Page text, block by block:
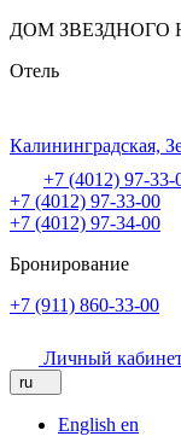
ДОМ ЗВЕЗДНОГО
Отель
Калининградская,
+7 (4012) 97-33-
+7 (4012) 97-33-00
+7 (4012) 97-34-00
Бронирование
+7 (911) 860-33-00
Личный
ru
English en